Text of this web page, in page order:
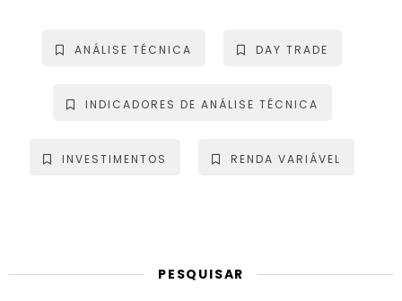
ANÁLISE TÉCNICA DAY TRADE
INDICADORES DE ANÁLISE TÉCNICA
INVESTIMENTOS RENDA VARIÁVEL
PESQUISAR